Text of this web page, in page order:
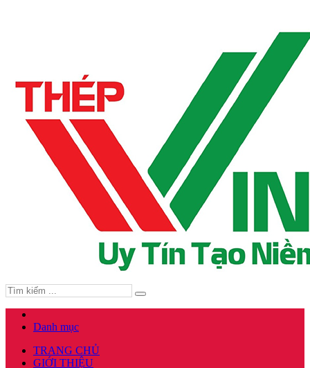
Danh mục
TRANG CHỦ
GIỚI THIỆU